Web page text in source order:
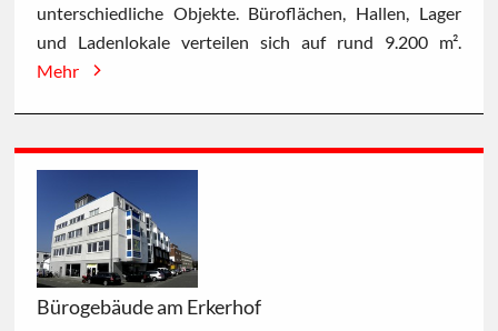
unterschiedliche Objekte. Büroflächen, Hallen, Lager
und Ladenlokale verteilen sich auf rund 9.200 m².
Mehr
Bürogebäude am Erkerhof